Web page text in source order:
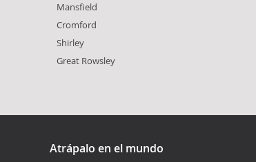
Mansfield
Cromford
Shirley
Great Rowsley
Atrápalo en el mundo